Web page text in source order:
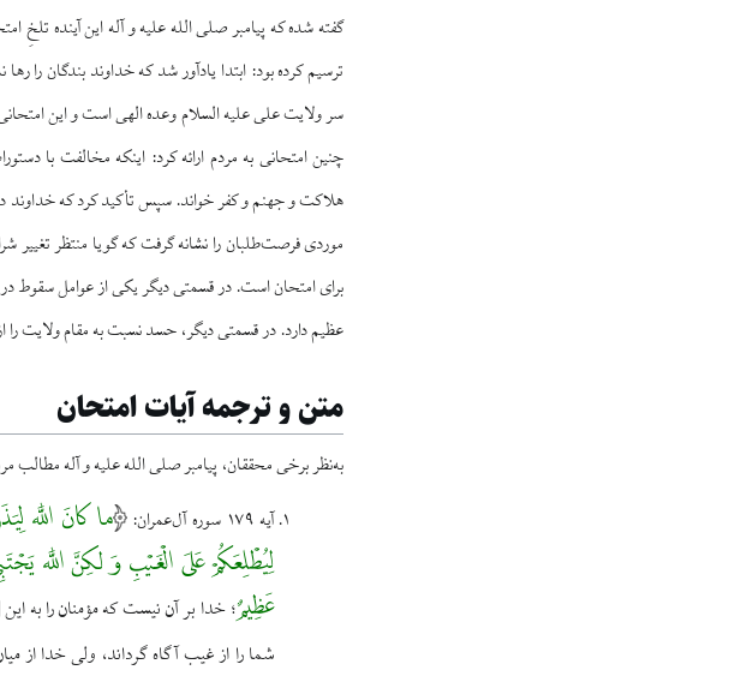
گفته شده که پیامبر صلی الله علیه و آله اين آينده تلخِ
ترسيم کرده بود: ابتدا يادآور شد كه خداوند بندگان
سر ولايت على‏ عليه السلام وعده الهى است و اين
چنين امتحانى به مردم ارائه کرد: اينكه مخالفت با
هلاكت و جهنم و كفر خواند. سپس تأكيد كرد كه خداوند
موردى فرصت‌طلبان را نشانه گرفت كه گويا منتظر تغيير
براى امتحان است. در قسمتی ديگر يكى از عوامل سقوط
عظيم دارد. در قسمتى ديگر، حسد نسبت به مقام ولايت را
متن و ترجمه آیات امتحان
به‌نظر برخی محققان، پیامبر صلی الله علیه و آله مطالب
آیه ۱۷۹ سوره آل‌عمران:
ما كانَ اللَّه
لِيُطْلِعَكُمْ عَلَى الْغَيْبِ وَ لكِنَّ اللَّه
عَظِيمٌ؛خدا بر آن نيست كه مؤمنان را به
شما را از غيب آگاه گرداند، ولى خدا از